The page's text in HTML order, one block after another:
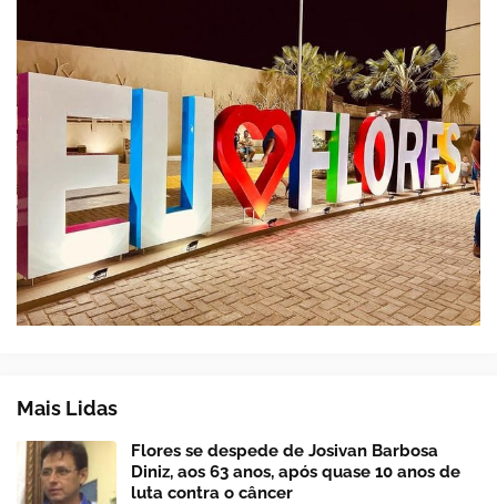
Mais Lidas
Flores se despede de Josivan Barbosa
Diniz, aos 63 anos, após quase 10 anos de
luta contra o câncer